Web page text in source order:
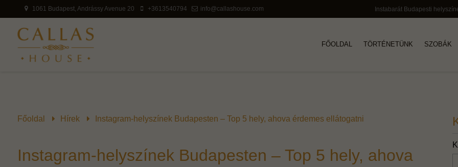
1061 Budapest, Andrássy Avenue 20 +3613540794 info@callashouse.com Instabarát Budapesti
FŐOLDAL TÖRTÉNETÜNK SZOBÁK
Főoldal Hírek Instagram-helyszínek Budapesten – Top 5 hely, ahova érdemes ellátogatni
Instagram-helyszínek Budapesten – Top 5 hely, ahova